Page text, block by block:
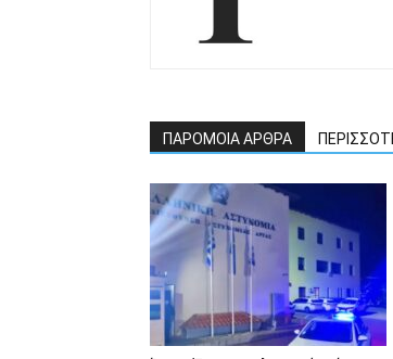
ΠΑΡΟΜΟΙΑ ΑΡΘΡΑ